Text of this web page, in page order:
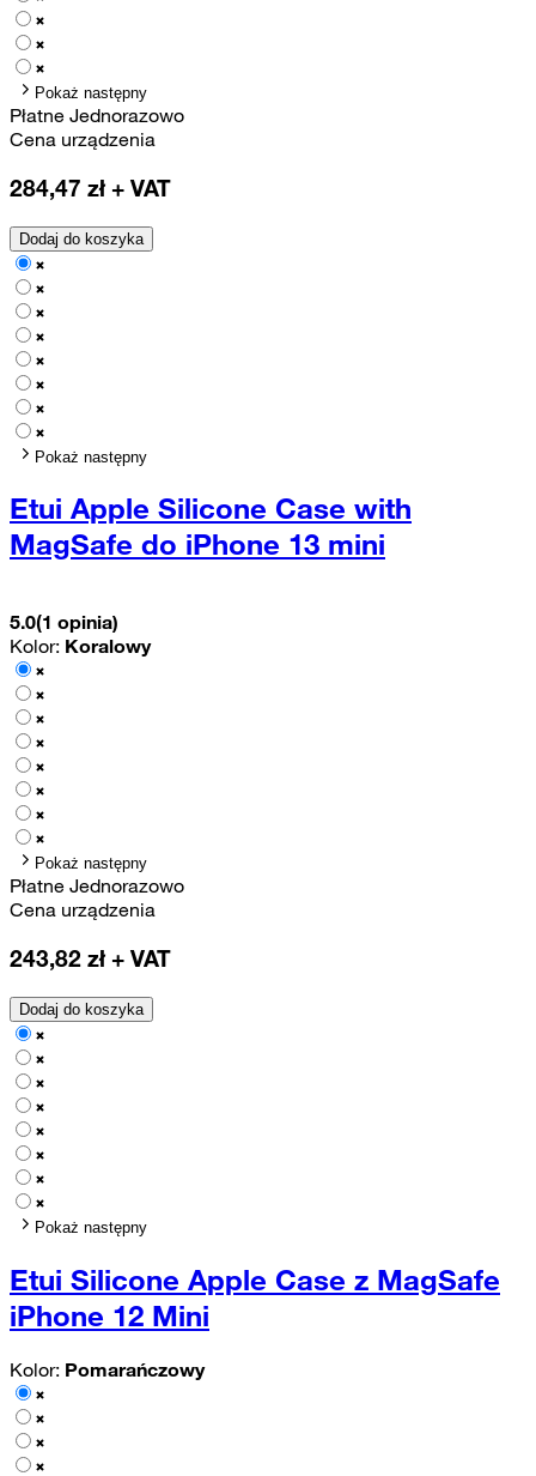
Pokaż następny
Płatne Jednorazowo
Cena urządzenia
284,47 zł + VAT
Dodaj do koszyka
Pokaż następny
Etui Apple Silicone Case with
MagSafe do iPhone 13 mini
5.0(1 opinia)
Kolor: Koralowy
Pokaż następny
Płatne Jednorazowo
Cena urządzenia
243,82 zł + VAT
Dodaj do koszyka
Pokaż następny
Etui Silicone Apple Case z MagSafe
iPhone 12 Mini
Kolor: Pomarańczowy